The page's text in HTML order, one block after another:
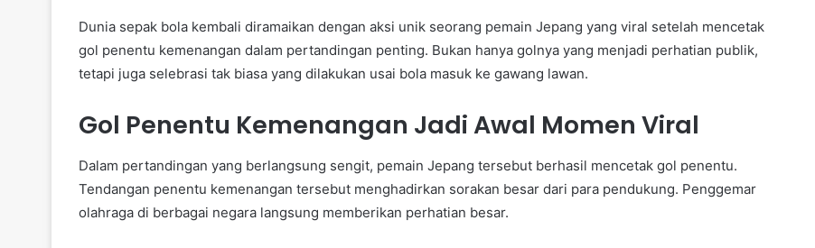
Dunia sepak bola kembali diramaikan dengan aksi unik seorang pemain Jepang yang viral setelah mencetak
gol penentu kemenangan dalam pertandingan penting. Bukan hanya golnya yang menjadi perhatian publik,
tetapi juga selebrasi tak biasa yang dilakukan usai bola masuk ke gawang lawan.
Gol Penentu Kemenangan Jadi Awal Momen Viral
Dalam pertandingan yang berlangsung sengit, pemain Jepang tersebut berhasil mencetak gol penentu.
Tendangan penentu kemenangan tersebut menghadirkan sorakan besar dari para pendukung. Penggemar
olahraga di berbagai negara langsung memberikan perhatian besar.